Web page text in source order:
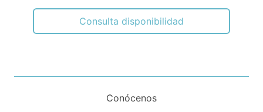
Consulta disponibilidad
Conócenos